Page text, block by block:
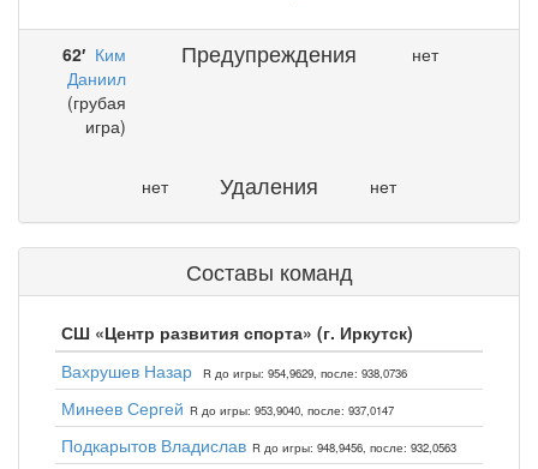
62′ Ким
Даниил
(грубая
игра)
Предупреждения нет
нет Удаления нет
Составы команд
СШ «Центр развития спорта» (г. Иркутск)
Вахрушев Назар
R до игры: 954,9629, после: 938,0736
Минеев Сергей R до игры: 953,9040, после: 937,0147
Подкарытов Владислав R до игры: 948,9456, после: 932,0563